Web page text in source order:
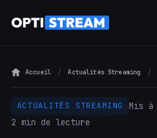
Accueil Actualités Streaming
ACTUALITÉS STREAMING
Mis
2 min de lecture